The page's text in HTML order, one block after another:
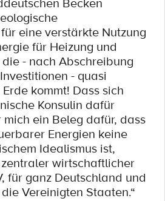
eine verstärkte Nutzung
für Heizung und
- nach Abschreibung
- quasi
kommt! Dass sich
Konsulin dafür
ein Beleg dafür, dass
Energien keine
Idealismus ist,
wirtschaftlicher
für ganz Deutschland und
Vereinigten Staaten.“